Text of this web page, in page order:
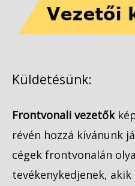
Küldetésünk:
Frontvonali vezetők
révén hozzá kívánunk
cégek frontvonalán
tevékenykedjenek, akik